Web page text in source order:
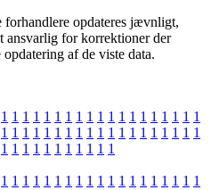
opdateres jævnligt,
ansvarlig for korrektioner der
af de viste data.
1 1 1 1 1 1 1 1 1 1 1 1 1 1 1 1 1 1 1
1 1 1 1 1 1 1 1 1 1 1 1 1 1 1 1 1 1 1
1 1 1 1 1 1 1 1 1 1 1
1 1 1 1 1 1 1 1 1 1 1 1 1 1 1 1 1 1 1